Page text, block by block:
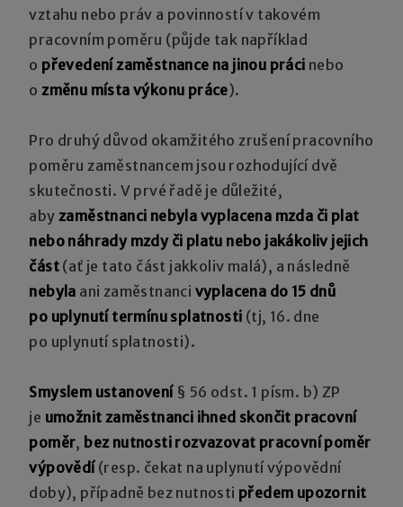
vztahu nebo práv a povinností v takovém
pracovním poměru (půjde tak například
o převedení zaměstnance na jinou práci nebo
ozměnu místa výkonu práce).
Pro druhý důvod okamžitého zrušení pracovního
poměru zaměstnancem jsou rozhodující dvě
skutečnosti. V prvé řadě je důležité,
abyzaměstnanci nebyla vyplacena mzda či plat
nebo náhrady mzdy či platu nebo jakákoliv jejich
část (ať je tato část jakkoliv malá), a následně
nebyla ani zaměstnanci vyplacena do 15 dnů
po uplynutí termínu splatnosti (tj, 16. dne
po uplynutí splatnosti).
Smyslem ustanovení§ 56 odst. 1 písm. b) ZP
je umožnit zaměstnanci ihned skončit pracovní
poměr, bez nutnosti rozvazovat pracovní poměr
výpovědí(resp. čekat na uplynutí výpovědní
doby), případně bez nutnosti předem upozornit